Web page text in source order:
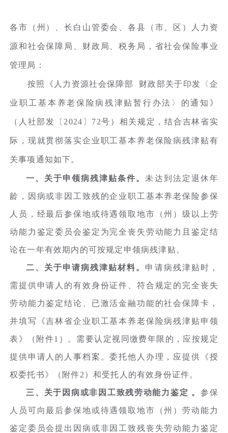
各市（州）、长白山管委会、各县（市、区）人力资
源和社会保障局、财政局、税务局，省社会保险事业
管理局：
按照《人力资源社会保障部 财政部关于印发〈企
业职工基本养老保险病残津贴暂行办法〉的通知》
（人社部发〔2024〕72号）相关规定，结合吉林省实
际，现就贯彻落实企业职工基本养老保险病残津贴有
关事项通知如下。
一、关于申领病残津贴条件。 未达到法定退休年
龄，因病或非因工致残的企业职工基本养老保险参保
人员，经最后参保地或待遇领取地市（州）级以上劳
动能力鉴定委员会鉴定为完全丧失劳动能力且鉴定结
论在一年有效期内的可按规定申领病残津贴。
二、关于申请病残津贴材料。 申请病残津贴时，
需提供申请人的有效身份证件、符合规定的完全丧失
劳动能力鉴定结论、已激活金融功能的社会保障卡，
并填写《吉林省企业职工基本养老保险病残津贴申领
表》（附件1）。需要认定视同缴费年限的，应按规定
提供申请人的人事档案。委托他人办理，应提供《授
权委托书》（附件2）和受托人的有效身份证件。
三、关于因病或非因工致残劳动能力鉴定 。 参保
人员可向最后参保地或待遇领取地市（州）劳动能力
鉴定委员会提出因病或非因工致残丧失劳动能力鉴定